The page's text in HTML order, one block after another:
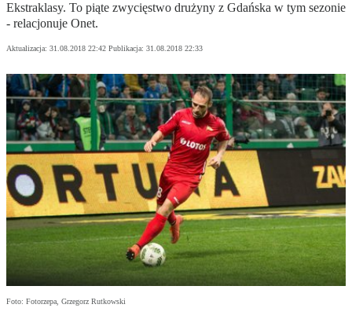
Ekstraklasy. To piąte zwycięstwo drużyny z Gdańska w tym sezonie
- relacjonuje Onet.
Aktualizacja: 31.08.2018 22:42 Publikacja: 31.08.2018 22:33
Foto: Fotorzepa, Grzegorz Rutkowski